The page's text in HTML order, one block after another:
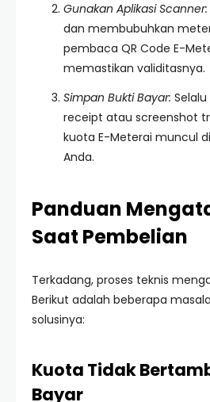
Gunakan Aplikasi Scanner:
dan membubuhkan
pembaca QR Code E-
memastikan validitasnya.
Simpan Bukti Bayar:
receipt atau screenshot
kuota E-Meterai muncul
Anda.
Panduan
Saat Pembelian
Terkadang, proses teknis
Berikut adalah beberapa
solusinya:
Kuota Tidak
Bayar